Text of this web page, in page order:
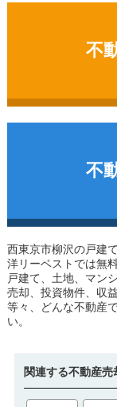
不
不
西東京市柳沢の戸建て
洋リーベストでは無
戸建て、土地、マン
売却、投資物件、収
等々、どんな不動産
い。
関連する不動産売